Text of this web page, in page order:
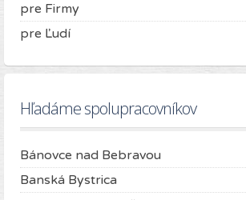
pre Firmy
pre Ľudí
Hľadáme spolupracovníkov
Bánovce nad Bebravou
Banská Bystrica